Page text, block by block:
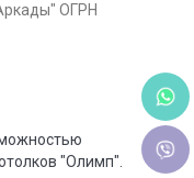
ОГРН
"Олимп".